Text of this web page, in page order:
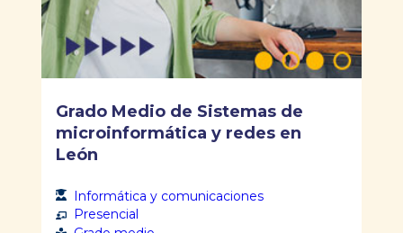
Grado Medio de Sistemas de
microinformática y redes en
León
Informática y comunicaciones
Presencial